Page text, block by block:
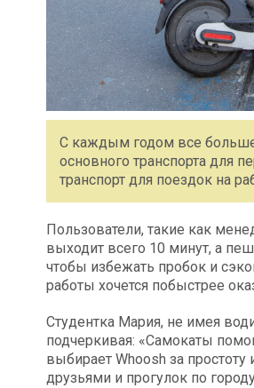
С каждым годом все больше
основного транспорта для
транспорт для поездок на
Пользователи, такие как
выходит всего 10 минут, а
чтобы избежать пробок и
работы хочется побыстрее
Студентка Мария, не имея
подчеркивая: «Самокаты
выбирает Whoosh за
друзьями и прогулок по